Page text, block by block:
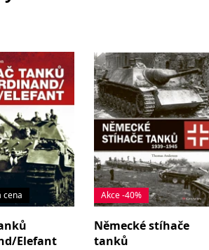
cena
Elefant
Akce -40%
Německé stíhače
tanků